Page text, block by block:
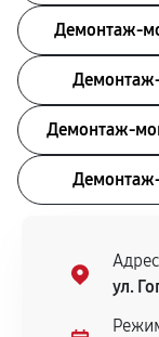
Демонтаж-
Демонтаж-
ул.